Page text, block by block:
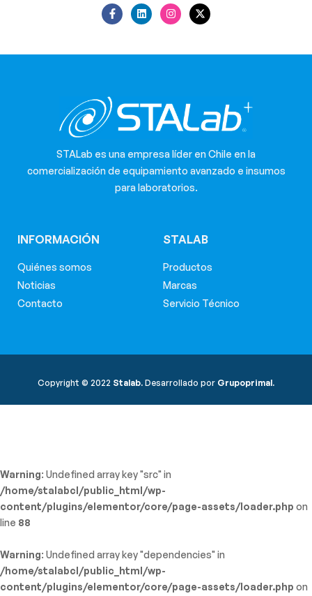
STALab es una empresa líder en Chile en la
comercialización de equipamiento avanzado e insumos
para laboratorios.
INFORMACIÓN
Quiénes somos
Noticias
Contacto
STALAB
Productos
Marcas
Servicio Técnico
Copyright © 2022 Stalab. Desarrollado por Grupoprimal.
Warning: Undefined array key "src" in
/home/stalabcl/public_html/wp-
content/plugins/elementor/core/page-assets/loader.php on
line 88
Warning: Undefined array key "dependencies" in
/home/stalabcl/public_html/wp-
content/plugins/elementor/core/page-assets/loader.php on